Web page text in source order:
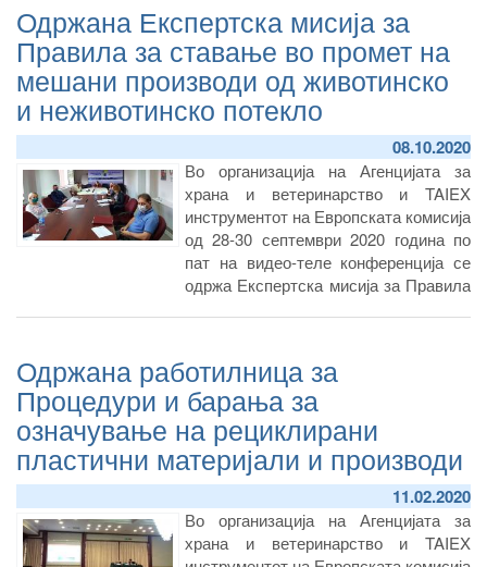
сектор за ЕУ и меѓународна
соработка, а како експерти од ЕУ
учествуваа Г-ѓа Дарја Соколиќ,
генерален менаџер и советник за
безбедност на храна од Центарот за
безбедност на храна- Хрватска.
Одржана Експертска мисија за
Правила за ставање во промет на
мешани производи од животинско
и неживотинско потекло
08.10.2020
Во организација на Агенцијата за
храна и ветеринарство и TAIEX
инструментот на Европската комисија
од 28-30 септември 2020 година по
пат на видео-теле конференција се
одржа Експертска мисија за Правила
претседаваше Г-дин Ванчо
Новоселски- Раководител на сектор
за инспекциски надзор, а како
експерти од ЕУ учествуваа Г-дин
Gianvito Emilio Vinci и Г-дин Renzo
Moro од Италија.
Одржана работилница за
Процедури и барања за
означување на рециклирани
пластични материјали и производи
11.02.2020
Во организација на Агенцијата за
храна и ветеринарство и TAIEX